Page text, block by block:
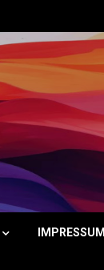
IMPRESSUM